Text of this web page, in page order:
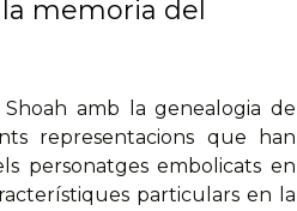
memoria del
amb la genealogia de
representacions que han
personatges embolicats en
particulars en la